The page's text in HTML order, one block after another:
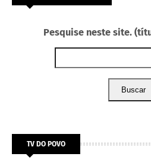
Pesquise neste site.
Buscar
TV DO POVO